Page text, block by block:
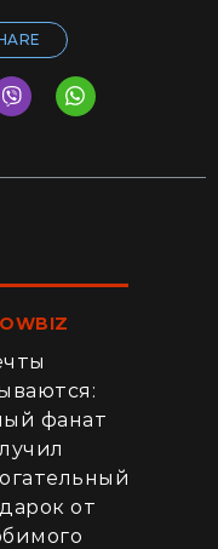
фанат
от